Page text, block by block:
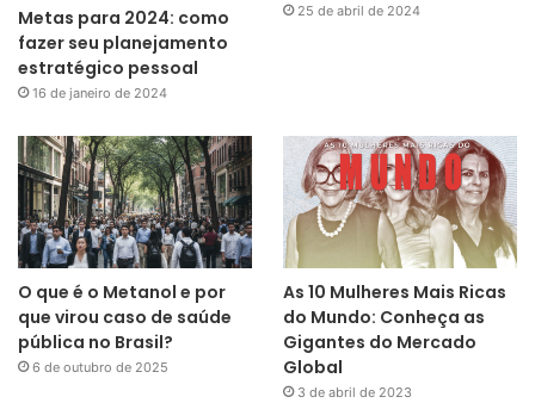
Metas para 2024: como
fazer seu planejamento
estratégico pessoal
16 de janeiro de 2024
25 de abril de 2024
O que é o Metanol e por
que virou caso de saúde
pública no Brasil?
6 de outubro de 2025
As 10 Mulheres Mais Ricas
do Mundo: Conheça as
Gigantes do Mercado
Global
3 de abril de 2023